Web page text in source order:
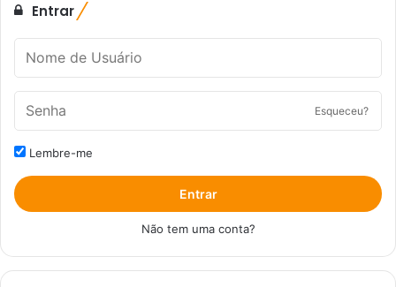
Entrar
Esqueceu?
Lembre-me
Entrar
Não tem uma conta?